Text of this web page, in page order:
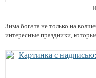
Зима богата не только на
интересные праздники,